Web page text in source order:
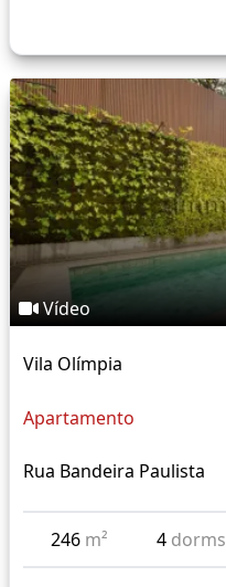
Vídeo
Vila Olímpia
Apartamento
Rua Bandeira Paulista
246 m² 4 dorms